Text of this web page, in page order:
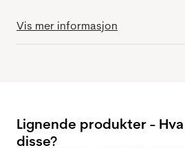
Vis mer informasjon
Lignende produkter -
disse?